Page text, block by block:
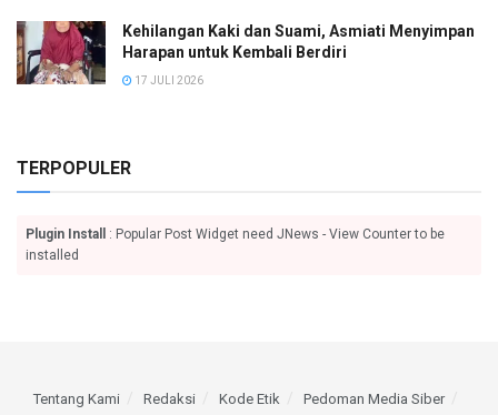
Kehilangan Kaki dan Suami, Asmiati Menyimpan
Harapan untuk Kembali Berdiri
17 JULI 2026
TERPOPULER
Plugin Install
: Popular Post Widget need JNews - View Counter to be
installed
Tentang Kami Redaksi Kode Etik Pedoman Media Siber